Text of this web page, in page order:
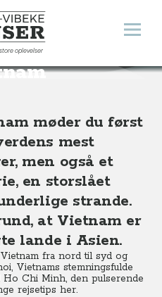
Rejser
oplevelser
Åbn
møder du først
mest
men også et
en storslået
strande.
at Vietnam er
lande i Asien.
fra nord til syd og
Vietnams stemningsfulde
Chi Minh, den pulserende
rejsetips her.